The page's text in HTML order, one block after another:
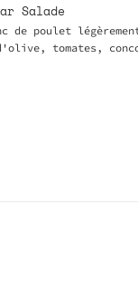
Salade
de poulet
tomates,